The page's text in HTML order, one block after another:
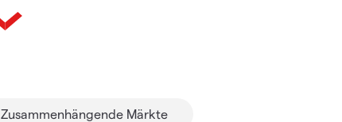
Zusammenhängende Märkte